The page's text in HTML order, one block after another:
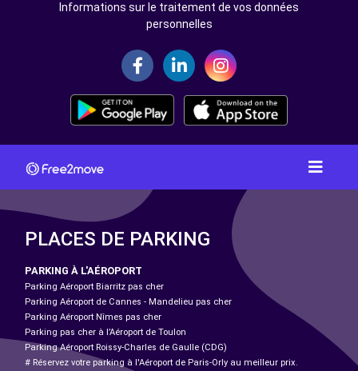
Informations sur le traitement de vos données
personnelles
PLACES DE PARKING
PARKING À L'AÉROPORT
Parking Aéroport Biarritz pas cher
Parking Aéroport de Cannes - Mandelieu pas cher
Parking Aéroport Nîmes pas cher
Parking pas cher à l’Aéroport de Toulon
Parking Aéroport Roissy-Charles de Gaulle (CDG)
# Réservez votre parking à l'Aéroport de Paris-Orly au meilleur prix.